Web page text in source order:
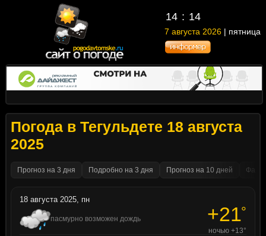
14 14
7 августа 2026 | пятница
Погода в Тегульдете 18 августа
2025
Прогноз на 3 дня Подробно на 3 дня Прогноз на 10 дней
18 августа 2025, пн
пасмурно возможен дождь +21°
ночью +13°